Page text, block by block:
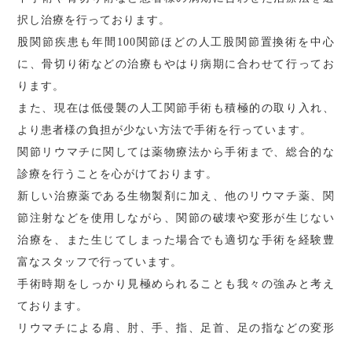
択し治療を行っております。
股関節疾患も年間100関節ほどの人工股関節置換術を中心
に、骨切り術などの治療もやはり病期に合わせて行ってお
ります。
また、現在は低侵襲の人工関節手術も積極的の取り入れ、
より患者様の負担が少ない方法で手術を行っています。
関節リウマチに関しては薬物療法から手術まで、総合的な
診療を行うことを心がけております。
新しい治療薬である生物製剤に加え、他のリウマチ薬、関
節注射などを使用しながら、関節の破壊や変形が生じない
治療を、また生じてしまった場合でも適切な手術を経験豊
富なスタッフで行っています。
手術時期をしっかり見極められることも我々の強みと考え
ております。
リウマチによる肩、肘、手、指、足首、足の指などの変形